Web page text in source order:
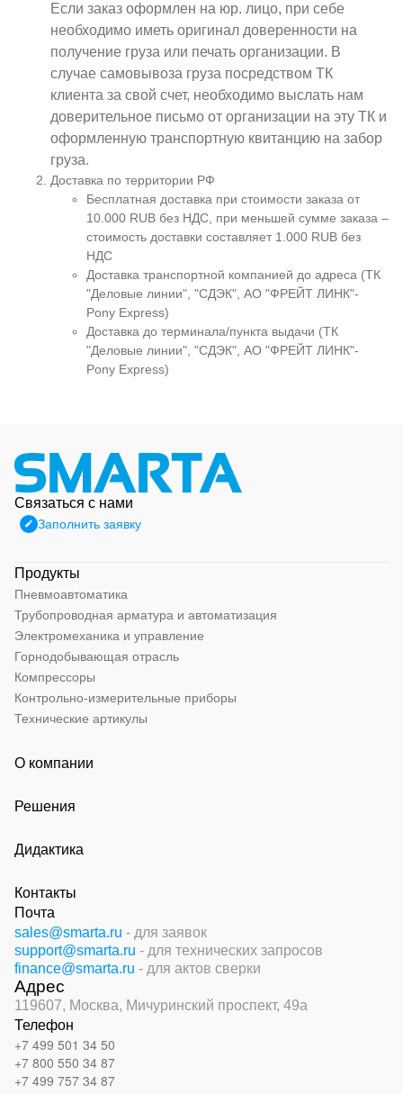
Если заказ оформлен на юр. лицо, при себе
необходимо иметь оригинал доверенности на
получение груза или печать организации. В
случае самовывоза груза посредством ТК
клиента за свой счет, необходимо выслать нам
доверительное письмо от организации на эту ТК и
оформленную транспортную квитанцию на забор
груза.
Доставка по территории РФ
Бесплатная доставка при стоимости заказа от
10.000 RUB без НДС, при меньшей сумме заказа –
стоимость доставки составляет 1.000 RUB без
НДС
Доставка транспортной компанией до адреса (ТК
"Деловые линии", "СДЭК", АО "ФРЕЙТ ЛИНК"-
Pony Express)
Доставка до терминала/пункта выдачи (ТК
"Деловые линии", "СДЭК", АО "ФРЕЙТ ЛИНК"-
Pony Express)
Связаться с нами
Заполнить заявку
Продукты
Пневмоавтоматика
Трубопроводная арматура и автоматизация
Электромеханика и управление
Горнодобывающая отрасль
Компрессоры
Контрольно-измерительные приборы
Технические артикулы
О компании
Решения
Дидактика
Контакты
Почта
sales@smarta.ru - для заявок
support@smarta.ru - для технических запросов
finance@smarta.ru - для актов сверки
Адрес
119607, Москва, Мичуринский проспект, 49а
Телефон
+7 499 501 34 50
+7 800 550 34 87
+7 499 757 34 87